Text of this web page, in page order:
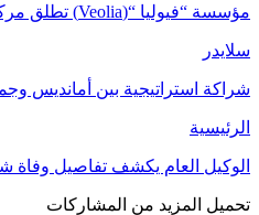
مؤسسة “فيوليا “(Veolia) تطلق مركزاً بالرباط لدعم التدخلات الإنسانية في…
سلايدر
شراكة استراتيجية بين أمانديس
الرئيسية
الوكيل العام يكشف تفاصيل
تحميل المزيد من المشاركات